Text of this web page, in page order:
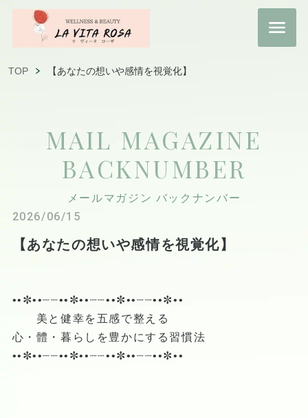
TOP 【あなたの想いや感情を視覚化】
MAIL MAGAZINE
BACKNUMBER
メールマガジン バックナンバー
2026/06/15
【あなたの想いや感情を視覚化】
••✼••┈┈••✼••┈┈••✼••┈┈••✼••
美と健幸を五感で整える
心・體・暮らしを豊かにする習慣法
••✼••┈┈••✼••┈┈••✼••┈┈••✼••